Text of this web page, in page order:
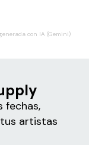
con IA (Gemini)
fechas,
artistas